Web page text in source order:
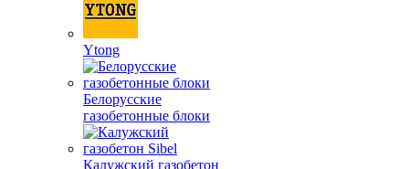
Ytong
Белорусские
газобетонные блоки
Калужский газобетон